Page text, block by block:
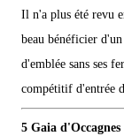
Il n'a plus été revu
beau bénéficier
d'emblée sans ses
compétitif d'entrée
5 Gaia d'Occagnes